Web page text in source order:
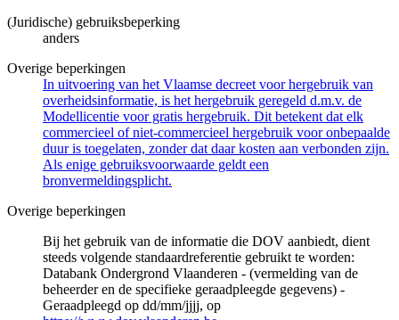
(Juridische) gebruiksbeperking
anders
Overige beperkingen
In uitvoering van het Vlaamse decreet voor hergebruik van
overheidsinformatie, is het hergebruik geregeld d.m.v. de
Modellicentie voor gratis hergebruik. Dit betekent dat elk
commercieel of niet-commercieel hergebruik voor onbepaalde
duur is toegelaten, zonder dat daar kosten aan verbonden zijn.
Als enige gebruiksvoorwaarde geldt een
bronvermeldingsplicht.
Overige beperkingen
Bij het gebruik van de informatie die DOV aanbiedt, dient
steeds volgende standaardreferentie gebruikt te worden:
Databank Ondergrond Vlaanderen - (vermelding van de
beheerder en de specifieke geraadpleegde gegevens) -
Geraadpleegd op dd/mm/jjjj, op